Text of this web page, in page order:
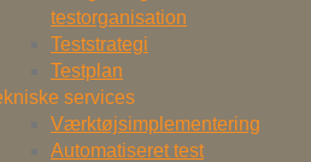
testorganisation
Teststrategi
Testplan
services
Værktøjsimplementering
Automatiseret test